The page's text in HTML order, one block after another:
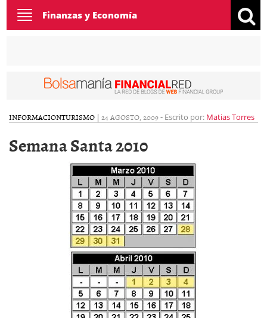
Toggle
navigation
Finanzas y Economía
INFORMACIONTURISMO | 24 AGOSTO, 2009- Escrito por: Matias Torres
Semana Santa 2010